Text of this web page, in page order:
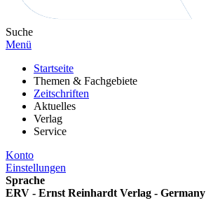
Suche
Menü
Startseite
Themen & Fachgebiete
Zeitschriften
Aktuelles
Verlag
Service
Konto
Einstellungen
Sprache
ERV - Ernst Reinhardt Verlag - Germany